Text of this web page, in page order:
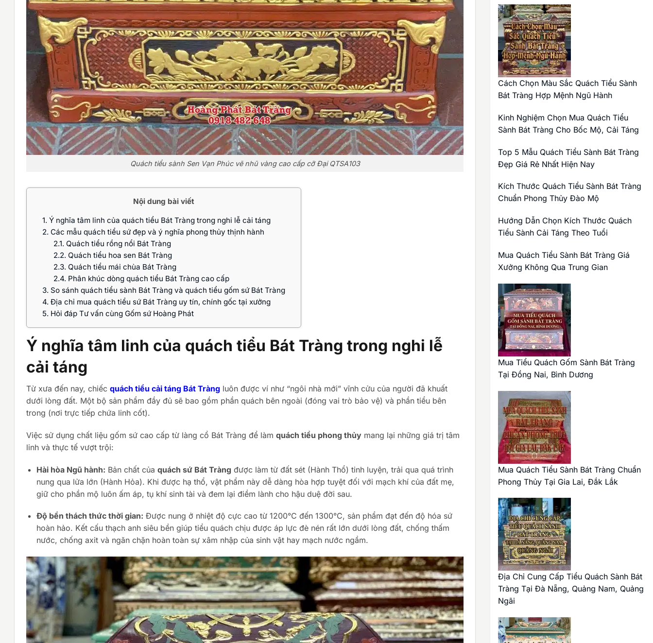
Quách tiểu sành Sen Vạn Phúc vẽ nhũ vàng cao cấp cỡ Đại QTSA103
Nội dung bài viết
1. Ý nghĩa tâm linh của quách tiểu Bát Tràng trong nghi lễ cải táng
2. Các mẫu quách tiểu sứ đẹp và ý nghĩa phong thủy thịnh hành
2.1. Quách tiểu rồng nổi Bát Tràng
2.2. Quách tiểu hoa sen Bát Tràng
2.3. Quách tiểu mái chùa Bát Tràng
2.4. Phân khúc dòng quách tiểu Bát Tràng cao cấp
3. So sánh quách tiểu sành Bát Tràng và quách tiểu gốm sứ Bát Tràng
4. Địa chỉ mua quách tiểu sứ Bát Tràng uy tín, chính gốc tại xưởng
5. Hỏi đáp Tư vấn cùng Gốm sứ Hoàng Phát
Ý nghĩa tâm linh của quách tiểu Bát Tràng trong nghi lễ
cải táng
Từ xưa đến nay, chiếc quách tiểu cải táng Bát Tràng luôn được ví như “ngôi nhà mới” vĩnh cửu của người đã khuất
dưới lòng đất. Một bộ sản phẩm đầy đủ sẽ bao gồm phần quách bên ngoài (đóng vai trò bảo vệ) và phần tiểu bên
trong (nơi trực tiếp chứa linh cốt).
Việc sử dụng chất liệu gốm sứ cao cấp từ làng cổ Bát Tràng để làm quách tiểu phong thủy mang lại những giá trị tâm
linh và thực tế vượt trội:
Hài hòa Ngũ hành: Bản chất của quách sứ Bát Tràng được làm từ đất sét (Hành Thổ) tinh luyện, trải qua quá trình
nung qua lửa lớn (Hành Hỏa). Khi được hạ thổ, vật phẩm này dễ dàng hòa hợp tuyệt đối với mạch khí của đất mẹ,
giữ cho phần mộ luôn ấm áp, tụ khí sinh tài và đem lại điềm lành cho hậu duệ đời sau.
Độ bền thách thức thời gian: Được nung ở nhiệt độ cực cao từ 1200°C đến 1300°C, sản phẩm đạt đến độ hóa sứ
hoàn hảo. Kết cấu thạch anh siêu bền giúp tiểu quách chịu được áp lực đè nén rất lớn dưới lòng đất, chống thấm
nước, chống axit và ngăn chặn hoàn toàn sự xâm nhập của sinh vật hay mạch nước ngầm.
Cách Chọn Màu Sắc Quách Tiểu Sành
Bát Tràng Hợp Mệnh Ngũ Hành
Kinh Nghiệm Chọn Mua Quách Tiểu
Sành Bát Tràng Cho Bốc Mộ, Cải Táng
Top 5 Mẫu Quách Tiểu Sành Bát Tràng
Đẹp Giá Rẻ Nhất Hiện Nay
Kích Thước Quách Tiểu Sành Bát Tràng
Chuẩn Phong Thủy Đào Mộ
Hướng Dẫn Chọn Kích Thước Quách
Tiểu Sành Cải Táng Theo Tuổi
Mua Quách Tiểu Sành Bát Tràng Giá
Xưởng Không Qua Trung Gian
Mua Tiểu Quách Gốm Sành Bát Tràng
Tại Đồng Nai, Bình Dương
Mua Quách Tiểu Sành Bát Tràng Chuẩn
Phong Thủy Tại Gia Lai, Đắk Lắk
Địa Chỉ Cung Cấp Tiểu Quách Sành Bát
Tràng Tại Đà Nẵng, Quảng Nam, Quảng
Ngãi